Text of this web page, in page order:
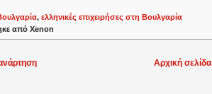
, ελληνικές επιχειρήσες στη Βουλγαρία
από Xenon
Αρχική σελίδα